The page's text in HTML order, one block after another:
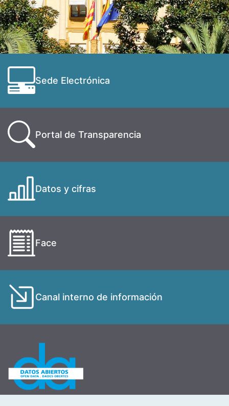
Sede Electrónica
Portal de Transparencia
Datos y cifras
Face
Canal interno de información